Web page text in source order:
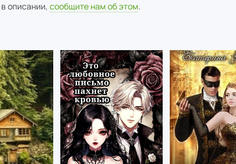
описании, сообщите нам об этом.